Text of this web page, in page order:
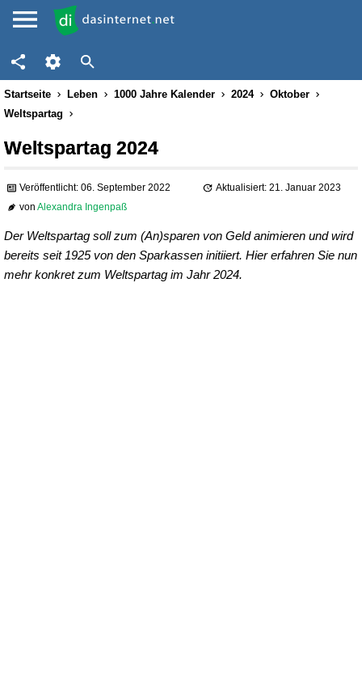
Startseite Leben 1000 Jahre Kalender 2024
Oktober
Weltspartag
Weltspartag 2024
Veröffentlicht: 06. September 2022
Aktualisiert: 21. Januar 2023
vonAlexandra Ingenpaß
Der Weltspartag soll zum (An)sparen von Geld animieren und wird
bereits seit 1925 von den Sparkassen initiiert. Hier erfahren Sie nun
mehr konkret zum Weltspartag im Jahr 2024.